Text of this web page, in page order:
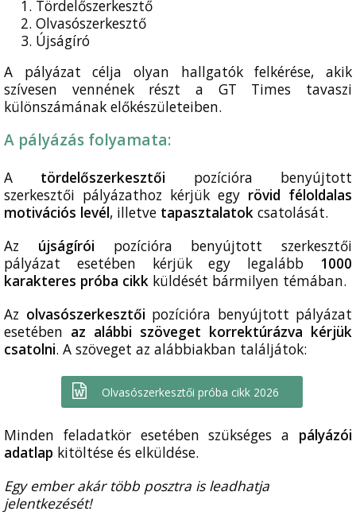
Tördelőszerkesztő
Olvasószerkesztő
Újságíró
A pályázat célja olyan hallgatók felkérése, akik
szívesen vennének részt a GT Times tavaszi
különszámának előkészületeiben.
A pályázás folyamata:
A tördelőszerkesztői pozícióra benyújtott
szerkesztői pályázathoz kérjük egy rövid féloldalas
motivációs levél, illetve tapasztalatok csatolását.
Az újságírói pozícióra benyújtott szerkesztői
pályázat esetében kérjük egy legalább 1000
karakteres próba cikk küldését bármilyen témában.
Az olvasószerkesztői pozícióra benyújtott pályázat
esetében az alábbi szöveget korrektúrázva kérjük
csatolni. A szöveget az alábbiakban találjátok:
Olvasószerkesztői próba cikk 2026
Minden feladatkör esetében szükséges a pályázói
adatlap kitöltése és elküldése.
Egy ember akár több posztra is leadhatja
jelentkezését!